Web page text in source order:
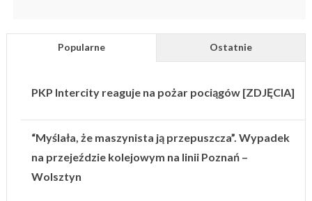
Popularne Ostatnie
PKP Intercity reaguje na pożar pociągów [ZDJĘCIA]
“Myślała, że maszynista ją przepuszcza”. Wypadek
na przejeździe kolejowym na linii Poznań –
Wolsztyn